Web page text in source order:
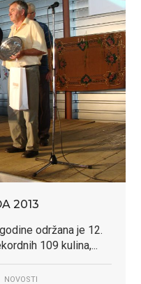
2013
održana je 12.
109 kulina,...
NOVOSTI